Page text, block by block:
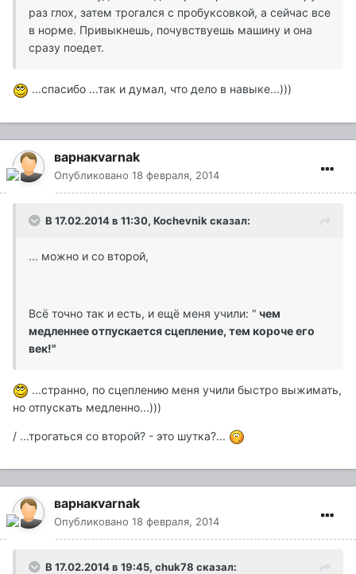
раз глох, затем трогался с пробуксовкой, а сейчас все
в норме. Привыкнешь, почувствуешь машину и она
сразу поедет.
...спасибо ...так и думал, что дело в навыке...)))
варнакvarnak
Опубликовано 18 февраля, 2014
В 17.02.2014 в 11:30, Kochevnik сказал:
... можно и со второй,
Всё точно так и есть, и ещё меня учили: " чем
медленнее отпускается сцепление, тем короче его
век!"
...странно, по сцеплению меня учили быстро выжимать,
но отпускать медленно...)))
/ ...трогаться со второй? - это шутка?...
варнакvarnak
Опубликовано 18 февраля, 2014
В 17.02.2014 в 19:45, chuk78 сказал: